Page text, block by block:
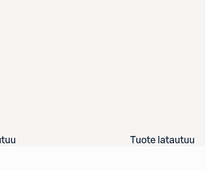
Tuote latautuu